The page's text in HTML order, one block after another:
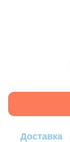
Доставка